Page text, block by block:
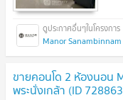
Manor
ขายคอนโด 2 ห้องนอน
พระนั่งเกล้า (ID